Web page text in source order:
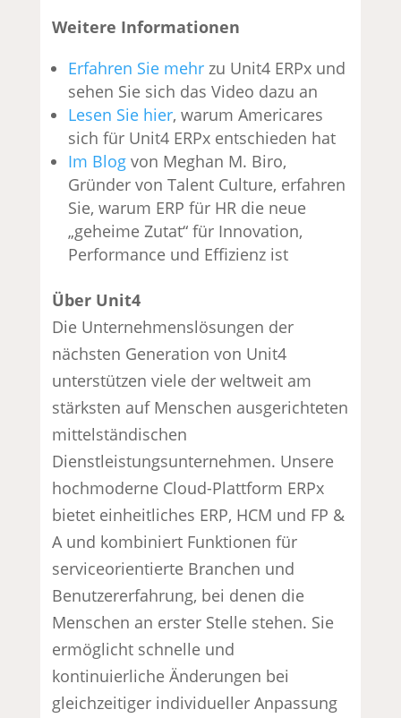
Weitere Informationen
Erfahren Sie mehr zu Unit4 ERPx und
sehen Sie sich das Video dazu an
Lesen Sie hier, warum Americares
sich für Unit4 ERPx entschieden hat
Im Blog von Meghan M. Biro,
Gründer von Talent Culture, erfahren
Sie, warum ERP für HR die neue
„geheime Zutat“ für Innovation,
Performance und Effizienz ist
Über Unit4
Die Unternehmenslösungen der
nächsten Generation von Unit4
unterstützen viele der weltweit am
stärksten auf Menschen ausgerichteten
mittelständischen
Dienstleistungsunternehmen. Unsere
hochmoderne Cloud-Plattform ERPx
bietet einheitliches ERP, HCM und FP &
A und kombiniert Funktionen für
serviceorientierte Branchen und
Benutzererfahrung, bei denen die
Menschen an erster Stelle stehen. Sie
ermöglicht schnelle und
kontinuierliche Änderungen bei
gleichzeitiger individueller Anpassung